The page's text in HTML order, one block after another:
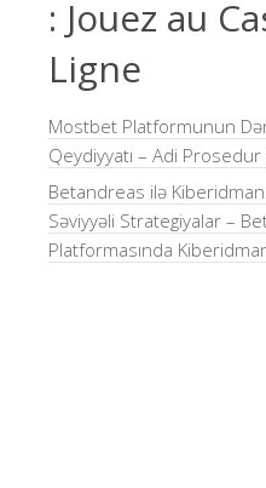
: Jouez au
Ligne
Mostbet Platformunun
Qeydiyyatı – Adi
Betandreas ilə
Səviyyəli Strategiyalar –
Platformasında